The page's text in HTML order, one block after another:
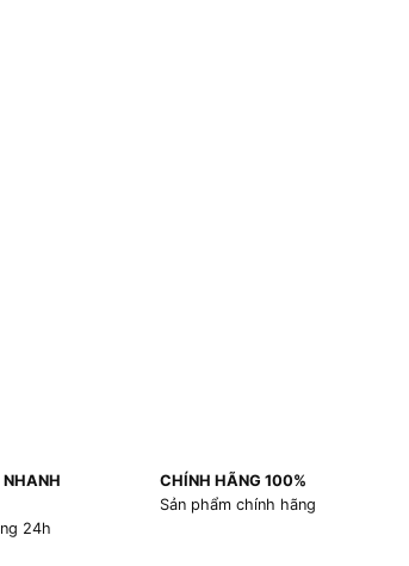
24h
CHÍNH HÃNG 100%
Sản phẩm chính hãng